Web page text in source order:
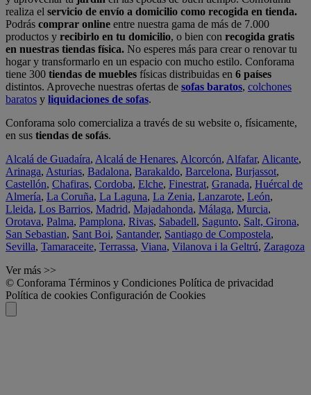
realiza el servicio de envío a domicilio como recogida en tienda.
Podrás comprar online entre nuestra gama de más de 7.000
productos y recibirlo en tu domicilio, o bien con recogida gratis
en nuestras tiendas física. No esperes más para crear o renovar tu
hogar y transformarlo en un espacio con mucho estilo. Conforama
tiene 300 tiendas de muebles físicas distribuidas en 6 países
distintos. Aproveche nuestras ofertas de sofas baratos, colchones
baratos y liquidaciones de sofas.
Conforama solo comercializa a través de su website o, físicamente,
en sus tiendas de sofás.
Alcalá de Guadaíra, Alcalá de Henares, Alcorcón, Alfafar, Alicante,
Arinaga, Asturias, Badalona, Barakaldo, Barcelona, Burjassot,
Castellón, Chafiras, Cordoba, Elche, Finestrat, Granada, Huércal de
Almería, La Coruña, La Laguna, La Zenia, Lanzarote, León,
Lleida, Los Barrios, Madrid, Majadahonda, Málaga, Murcia,
Orotava, Palma, Pamplona, Rivas, Sabadell, Sagunto, Salt, Girona,
San Sebastian, Sant Boi, Santander, Santiago de Compostela,
Sevilla, Tamaraceite, Terrassa, Viana, Vilanova i la Geltrú, Zaragoza
Ver más >>
© Conforama Términos y Condiciones Política de privacidad
Política de cookies Configuración de Cookies